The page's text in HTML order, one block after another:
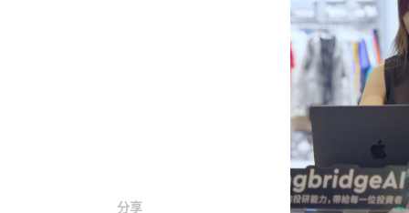
分享